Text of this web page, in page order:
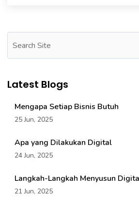
Latest Blogs
Mengapa Setiap Bisnis Butuh
25 Jun, 2025
Apa yang Dilakukan Digital
24 Jun, 2025
Langkah-Langkah Menyusun
21 Jun, 2025